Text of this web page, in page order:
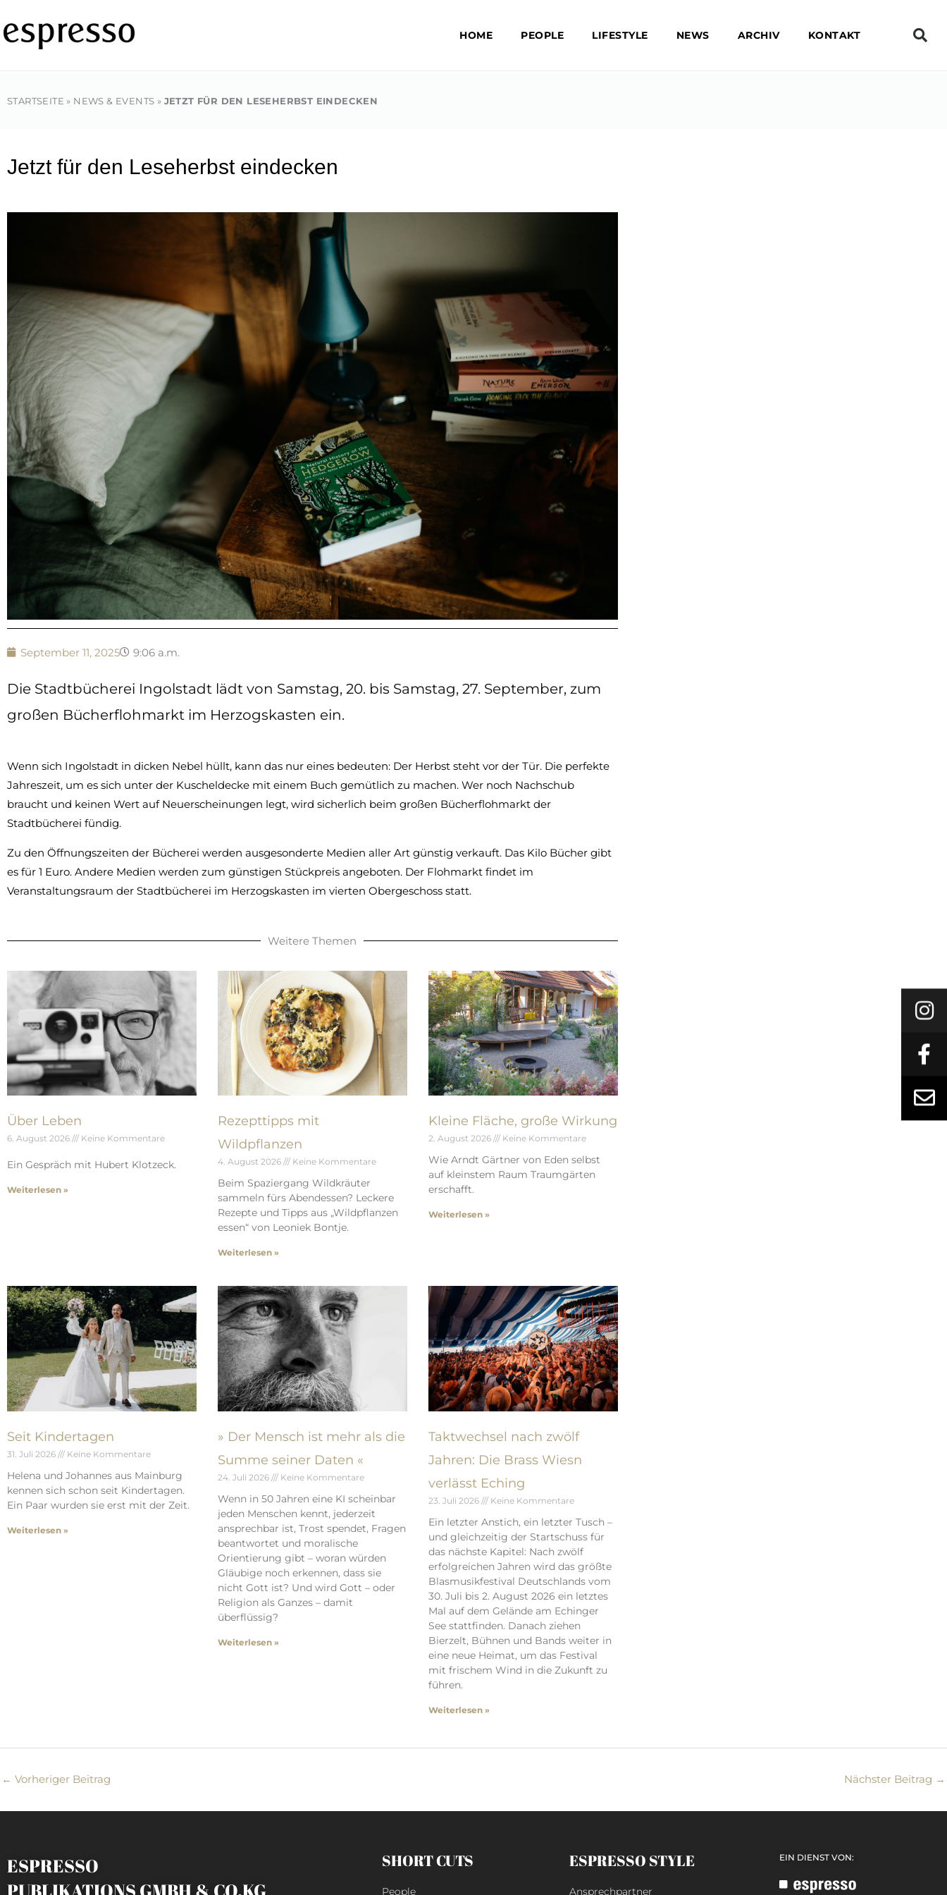
Inhalt
springen
HOME PEOPLE LIFESTYLE NEWS ARCHIV KONTAKT
STARTSEITE » NEWS & EVENTS » JETZT FÜR DEN LESEHERBST EINDECKEN
Jetzt für den Leseherbst eindecken
September 11, 2025 9:06 a.m.
Die Stadtbücherei Ingolstadt lädt von Samstag, 20. bis Samstag, 27. September, zum
großen Bücherflohmarkt im Herzogskasten ein.
Wenn sich Ingolstadt in dicken Nebel hüllt, kann das nur eines bedeuten: Der Herbst steht vor der Tür. Die perfekte
Jahreszeit, um es sich unter der Kuscheldecke mit einem Buch gemütlich zu machen. Wer noch Nachschub
braucht und keinen Wert auf Neuerscheinungen legt, wird sicherlich beim großen Bücherflohmarkt der
Stadtbücherei fündig.
Zu den Öffnungszeiten der Bücherei werden ausgesonderte Medien aller Art günstig verkauft. Das Kilo Bücher gibt
es für 1 Euro. Andere Medien werden zum günstigen Stückpreis angeboten. Der Flohmarkt findet im
Veranstaltungsraum der Stadtbücherei im Herzogskasten im vierten Obergeschoss statt.
Weitere Themen
Über Leben
6. August 2026 Keine Kommentare
Ein Gespräch mit Hubert Klotzeck.
Weiterlesen »
Rezepttipps mit
Wildpflanzen
4. August 2026 Keine Kommentare
Beim Spaziergang Wildkräuter
sammeln fürs Abendessen? Leckere
Rezepte und Tipps aus „Wildpflanzen
essen“ von Leoniek Bontje.
Weiterlesen »
Kleine Fläche, große Wirkung
2. August 2026 Keine Kommentare
Wie Arndt Gärtner von Eden selbst
auf kleinstem Raum Traumgärten
erschafft.
Weiterlesen »
Seit Kindertagen
31. Juli 2026 Keine Kommentare
Helena und Johannes aus Mainburg
kennen sich schon seit Kindertagen.
Ein Paar wurden sie erst mit der Zeit.
Weiterlesen »
» Der Mensch ist mehr als die
Summe seiner Daten «
24. Juli 2026 Keine Kommentare
Wenn in 50 Jahren eine KI scheinbar
jeden Menschen kennt, jederzeit
ansprechbar ist, Trost spendet, Fragen
beantwortet und moralische
Orientierung gibt – woran würden
Gläubige noch erkennen, dass sie
nicht Gott ist? Und wird Gott – oder
Religion als Ganzes – damit
überflüssig?
Weiterlesen »
Taktwechsel nach zwölf
Jahren: Die Brass Wiesn
verlässt Eching
23. Juli 2026 Keine Kommentare
Ein letzter Anstich, ein letzter Tusch –
und gleichzeitig der Startschuss für
das nächste Kapitel: Nach zwölf
erfolgreichen Jahren wird das größte
Blasmusikfestival Deutschlands vom
30. Juli bis 2. August 2026 ein letztes
Mal auf dem Gelände am Echinger
See stattfinden. Danach ziehen
Bierzelt, Bühnen und Bands weiter in
eine neue Heimat, um das Festival
mit frischem Wind in die Zukunft zu
führen.
Weiterlesen »
← Vorheriger Beitrag Nächster Beitrag →
ESPRESSO
SHORT CUTS
People
ESPRESSO STYLE
Ansprechpartner
EIN DIENST VON: